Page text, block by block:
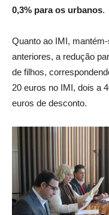
0,3% para os urbanos.
Quanto ao IMI,
anteriores, a redução
de filhos,
20 euros no IMI, dois a
euros de desconto.